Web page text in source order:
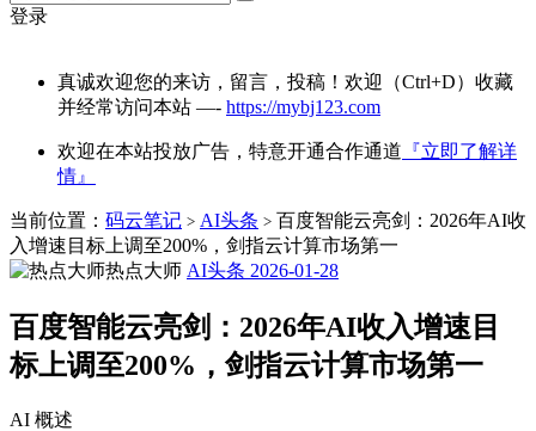
登录
真诚欢迎您的来访，留言，投稿！欢迎（Ctrl+D）收藏
并经常访问本站 —- https://mybj123.com
欢迎在本站投放广告，特意开通合作通道 『立即了解详
情』
当前位置： 码云笔记 > AI头条 > 百度智能云亮剑：2026年AI收
入增速目标上调至200%，剑指云计算市场第一
热点大师 AI头条 2026-01-28
百度智能云亮剑：2026年AI收入增速目
标上调至200%，剑指云计算市场第一
AI 概述